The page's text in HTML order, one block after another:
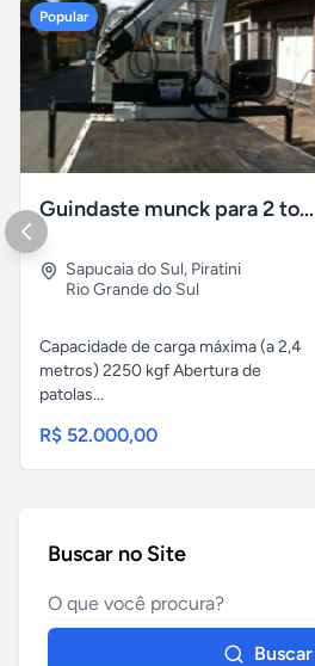
Popular
Guindaste munck para 2 toneladas
Sapucaia do Sul, Piratini
Rio Grande do Sul
Capacidade de carga máxima (a 2,4
metros) 2250 kgf Abertura de
patolas...
R$ 52.000,00
Buscar no Site
Buscar